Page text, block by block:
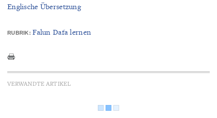
Englische Übersetzung
RUBRIK: Falun Dafa lernen
VERWANDTE ARTIKEL